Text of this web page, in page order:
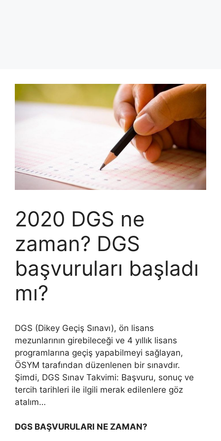
2020 DGS ne
zaman? DGS
başvuruları başladı
mı?
DGS (Dikey Geçiş Sınavı), ön lisans
mezunlarının girebileceği ve 4 yıllık lisans
programlarına geçiş yapabilmeyi sağlayan,
ÖSYM tarafından düzenlenen bir sınavdır.
Şimdi, DGS Sınav Takvimi: Başvuru, sonuç ve
tercih tarihleri ile ilgili merak edilenlere göz
atalım…
DGS BAŞVURULARI NE ZAMAN?